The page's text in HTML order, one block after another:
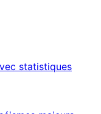
statistiques